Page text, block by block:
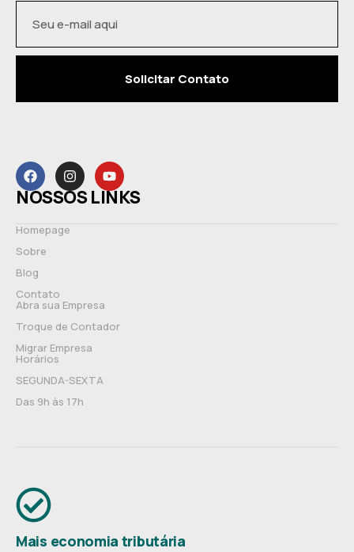
Solicitar Contato
NOSSOS LINKS
Homepage
Sobre
Blog
Contato
Abra sua Empresa
Troque de Contador
Migrar Empresa
Horários
SEGUNDA-SEXTA
Das 9h às 17h
Mais economia tributária